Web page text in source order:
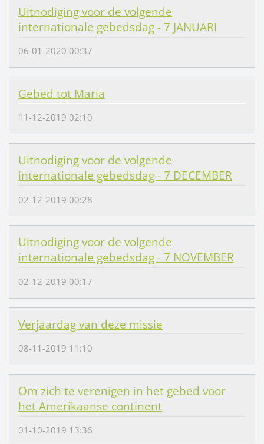
Uitnodiging voor de volgende
internationale gebedsdag - 7 JANUARI
06-01-2020 00:37
Gebed tot Maria
11-12-2019 02:10
Uitnodiging voor de volgende
internationale gebedsdag - 7 DECEMBER
02-12-2019 00:28
Uitnodiging voor de volgende
internationale gebedsdag - 7 NOVEMBER
02-12-2019 00:17
Verjaardag van deze missie
08-11-2019 11:10
Om zich te verenigen in het gebed voor
het Amerikaanse continent
01-10-2019 13:36